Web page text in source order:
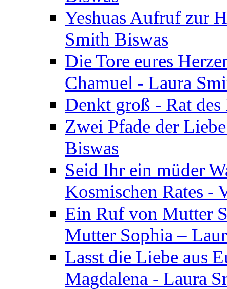
Yeshuas Aufruf zur
Smith Biswas
Die Tore eures
Chamuel - Laura
Denkt groß - Rat
Zwei Pfade der
Biswas
Seid Ihr ein müder
Kosmischen Rates -
Ein Ruf von Mutter
Mutter Sophia –
Lasst die Liebe aus
Magdalena - Laura